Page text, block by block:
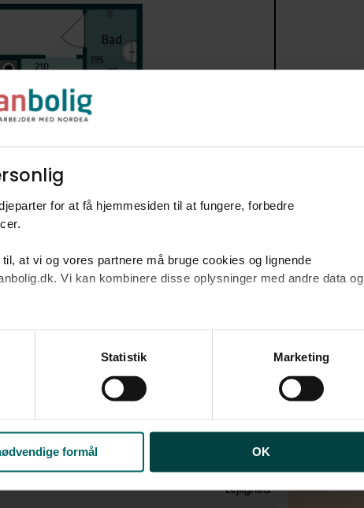
for at få hjemmesiden til at fungere, forbedre
at vi og vores partnere må bruge cookies og lignende
Vi kan kombinere disse oplysninger med andre data og
kan til enhver tid læse mere om brugen af cookies samt
. Oplysninger om behandling af personoplysninger
Statistik Marketing
formål OK
Lejlighed